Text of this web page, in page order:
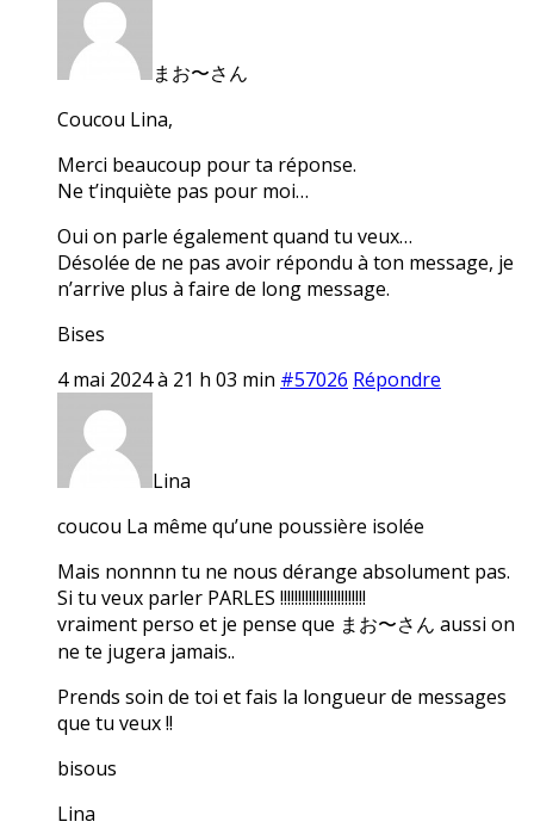
まお〜さん
Coucou Lina,
Merci beaucoup pour ta réponse.
Ne t’inquiète pas pour moi…
Oui on parle également quand tu veux…
Désolée de ne pas avoir répondu à ton message, je
n’arrive plus à faire de long message.
Bises
4 mai 2024 à 21 h 03 min #57026 Répondre
Lina
coucou La même qu’une poussière isolée
Mais nonnnn tu ne nous dérange absolument pas.
Si tu veux parler PARLES !!!!!!!!!!!!!!!!!!!!!!!!
vraiment perso et je pense que まお〜さん aussi on
ne te jugera jamais..
Prends soin de toi et fais la longueur de messages
que tu veux !!
bisous
Lina